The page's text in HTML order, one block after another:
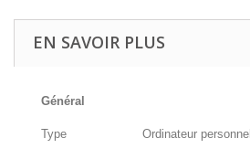
EN SAVOIR PLUS
Général
Type Ordinateur personnel